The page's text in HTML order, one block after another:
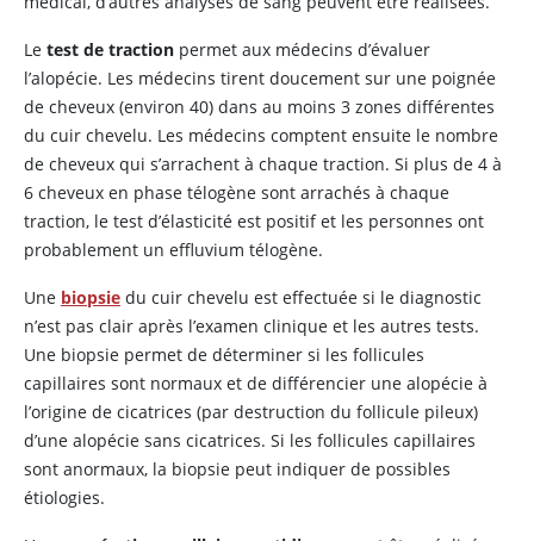
Le test de traction permet aux médecins d’évaluer
l’alopécie. Les médecins tirent doucement sur une poignée
de cheveux (environ 40) dans au moins 3 zones différentes
du cuir chevelu. Les médecins comptent ensuite le nombre
de cheveux qui s’arrachent à chaque traction. Si plus de 4 à
6 cheveux en phase télogène sont arrachés à chaque
traction, le test d’élasticité est positif et les personnes ont
probablement un effluvium télogène.
Une biopsie du cuir chevelu est effectuée si le diagnostic
n’est pas clair après l’examen clinique et les autres tests.
Une biopsie permet de déterminer si les follicules
capillaires sont normaux et de différencier une alopécie à
l’origine de cicatrices (par destruction du follicule pileux)
d’une alopécie sans cicatrices. Si les follicules capillaires
sont anormaux, la biopsie peut indiquer de possibles
étiologies.